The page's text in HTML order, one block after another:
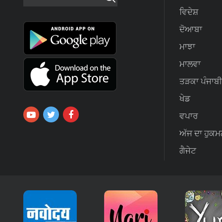
ਵਿਦੇਸ਼
ਦੋਆਬਾ
ਮਾਝਾ
ਮਾਲਵਾ
ਤੜਕਾ ਪੰਜਾਬੀ
ਖੇਡ
ਵਪਾਰ
ਅੱਜ ਦਾ
ਗੈਜੇਟ